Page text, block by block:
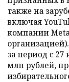
также на
включая
компании
за период с 27
млн рублей,